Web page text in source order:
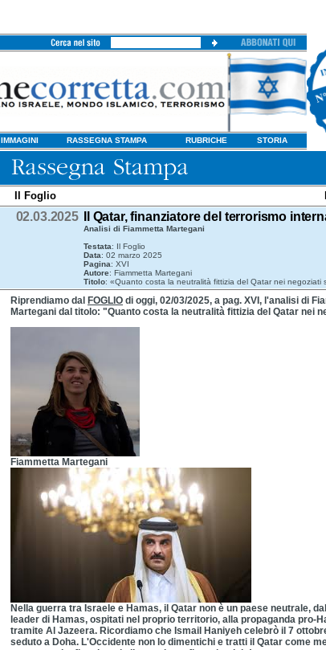
IMMAGINI RASSEGNA STAMPA RUBRICHE STORIA
Il Foglio
02.03.2025 Il Qatar, finanziatore del terrorismo
Analisi di Fiammetta Martegani
Testata: Il Foglio
Data: 02 marzo 2025
Pagina: XVI
Autore: Fiammetta Martegani
Titolo: «Quanto costa la neutralità fittizia del Qatar nei negoziati
Riprendiamo dal FOGLIO di oggi, 02/03/2025, a pag. XVI, l'analisi di
Martegani dal titolo: "Quanto costa la neutralità fittizia del Qatar nei
Fiammetta Martegani
Nella guerra tra Israele e Hamas, il Qatar non è un paese neutrale,
leader di Hamas, ospitati nel proprio territorio, alla propaganda pro-
tramite Al Jazeera. Ricordiamo che Ismail Haniyeh celebrò il 7
seduto a Doha. L'Occidente non lo dimentichi e tratti il Qatar come